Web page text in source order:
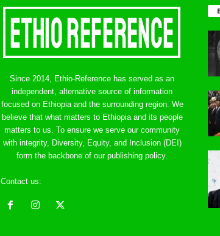
Since 2014, Ethio-Reference has served as an
independent, alternative source of information
focused on Ethiopia and the surrounding region. We
believe that what matters to Ethiopia and its people
matters to us. To ensure we serve our community
with integrity, Diversity, Equity, and Inclusion (DEI)
form the backbone of our publishing policy.
Contact us: